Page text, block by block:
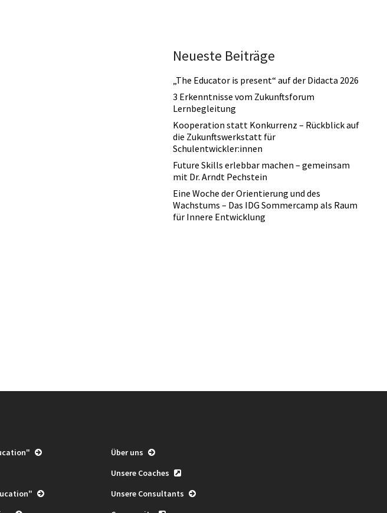
Neueste Beiträge
„The Educator is present“ auf der Didacta 2026
3 Erkenntnisse vom Zukunftsforum
Lernbegleitung
Kooperation statt Konkurrenz – Rückblick auf
die Zukunftswerkstatt für
Schulentwickler:innen
Future Skills erlebbar machen – gemeinsam
mit Dr. Arndt Pechstein
Eine Woche der Orientierung und des
Wachstums – Das IDG Sommercamp als Raum
für Innere Entwicklung
Über uns
Unsere Coaches
Unsere Consultants